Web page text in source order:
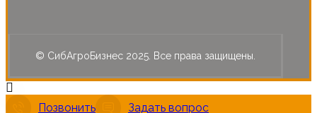
© СибАгроБизнес 2025. Все права защищены.
Позвонить Задать вопрос